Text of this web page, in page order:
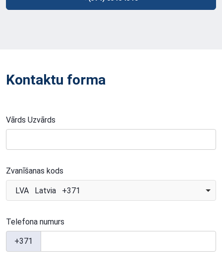
Kontaktu forma
Vārds Uzvārds
Zvanīšanas kods
LVA Latvia +371
Telefona numurs
+371